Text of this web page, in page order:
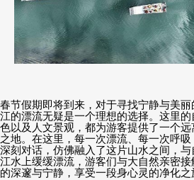
春节假期即将到来，对于寻找宁静与美丽
江的漂流无疑是一个理想的选择。这里
色以及人文景观，都为游客提供了一个
之地。在这里，每一次漂流、每一次呼
深刻对话，仿佛融入了这片山水之间，
江水上缓缓漂流，游客们与大自然亲密
的深邃与宁静，享受一段身心灵的净化之